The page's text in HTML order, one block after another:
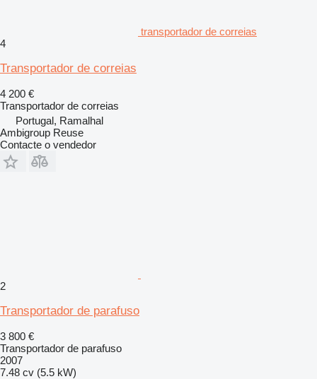
transportador de correias
4
Transportador de correias
4 200 €
Transportador de correias
Portugal, Ramalhal
Ambigroup Reuse
Contacte o vendedor
2
Transportador de parafuso
3 800 €
Transportador de parafuso
2007
7.48 cv (5.5 kW)